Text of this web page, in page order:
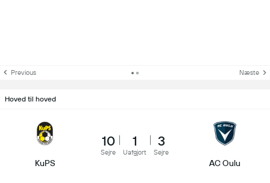
Previous Næste
Hoved til hoved
KuPS
10
Sejre
1
Uafgjort
3
Sejre
AC Oulu